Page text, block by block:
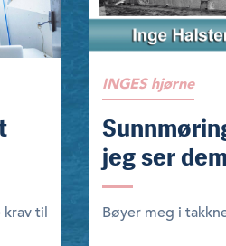
krav til
INGES hjørne
jeg ser
Bøyer meg i